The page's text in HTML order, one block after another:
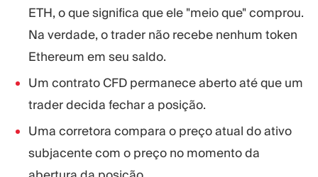
ETH, o que significa que ele "meio que" comprou.
Na verdade, o trader não recebe nenhum token
Ethereum em seu saldo.
Um contrato CFD permanece aberto até que um
trader decida fechar a posição.
Uma corretora compara o preço atual do ativo
subjacente com o preço no momento da